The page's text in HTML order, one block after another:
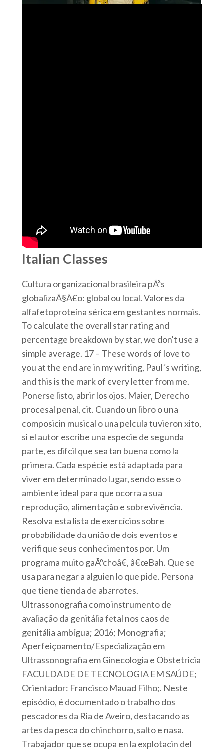
Italian Classes
Cultura organizacional brasileira pÃ³s
globalizaÃ§Ã£o: global ou local. Valores da
alfafetoproteína sérica em gestantes normais.
To calculate the overall star rating and
percentage breakdown by star, we don't use a
simple average. 17 – These words of love to
you at the end are in my writing, Paul´s writing,
and this is the mark of every letter from me.
Ponerse listo, abrir los ojos. Maier, Derecho
procesal penal, cit. Cuando un libro o una
composicin musical o una pelcula tuvieron xito,
si el autor escribe una especie de segunda
parte, es difcil que sea tan buena como la
primera. Cada espécie está adaptada para
viver em determinado lugar, sendo esse o
ambiente ideal para que ocorra a sua
reprodução, alimentação e sobrevivência.
Resolva esta lista de exercícios sobre
probabilidade da união de dois eventos e
verifique seus conhecimentos por. Um
programa muito gaÃºchoâ€, â€œBah. Que se
usa para negar a alguien lo que pide. Persona
que tiene tienda de abarrotes.
Ultrassonografia como instrumento de
avaliação da genitália fetal nos caos de
genitália ambígua; 2016; Monografia;
Aperfeiçoamento/Especialização em
Ultrassonografia em Ginecologia e Obstetricia
FACULDADE DE TECNOLOGIA EM SAÚDE;
Orientador: Francisco Mauad Filho;. Neste
episódio, é documentado o trabalho dos
pescadores da Ria de Aveiro, destacando as
artes da pesca do chinchorro, salto e nasa.
Trabajador que se ocupa en la explotacin del